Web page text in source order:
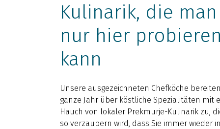
Kulinarik, die man
nur hier probieren
kann
Unsere ausgezeichneten Chefköche
ganze Jahr über köstliche Spezialitäten mit
Hauch von lokaler Prekmurje-Kulinarik zu,
so verzaubern wird, dass Sie immer wieder